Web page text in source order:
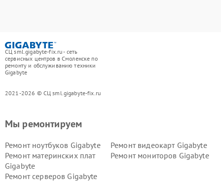
СЦ sml.gigabyte-fix.ru - сеть
сервисных центров в Смоленске по
ремонту и обслуживанию техники
Gigabyte
2021-2026 © СЦ sml.gigabyte-fix.ru
Мы ремонтируем
Ремонт ноутбуков Gigabyte
Ремонт видеокарт Gigabyte
Ремонт материнских плат
Gigabyte
Ремонт мониторов Gigabyte
Ремонт серверов Gigabyte